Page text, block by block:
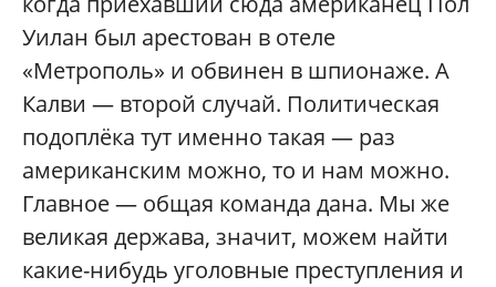
Уилан был арестован в отеле
«Метрополь» и обвинен в шпионаже. А
Калви — второй случай. Политическая
подоплёка тут именно такая — раз
американским можно, то и нам можно.
Главное — общая команда дана. Мы же
великая держава, значит, можем найти
какие-нибудь уголовные преступления и